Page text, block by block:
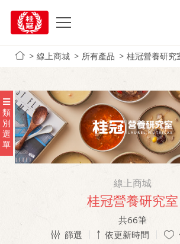
線上商城 所有產品 桂冠營養研究
類
別
選
單
線上商城
桂冠營養研究室
共66筆
篩選
依更新時間